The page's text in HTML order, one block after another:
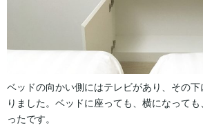
ベッドの向かい側にはテレビがあり、その
りました。ベッドに座っても、横になって
ったです。